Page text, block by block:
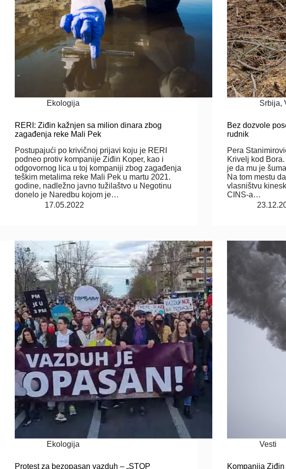
Ekologija
RERI: Ziđin kažnjen sa milion dinara zbog
zagađenja reke Mali Pek
Postupajući po krivičnoj prijavi koju je RERI
podneo protiv kompanije Ziđin Koper, kao i
odgovornog lica u toj kompaniji zbog zagađenja
teškim metalima reke Mali Pek u martu 2021.
godine, nadležno javno tužilaštvo u Negotinu
donelo je Naredbu kojom je…
17.05.2022
Srbija,
Bez dozvole
rudnik
Pera
Krivelj kod
je da mu je
Na tom mestu
vlasništvu
CINS-a…
Ekologija
Protest za bezopasan vazduh – „STOP
Vesti
Kompanija